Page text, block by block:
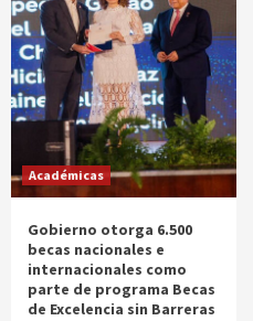
Académicas
Gobierno otorga 6.500
becas nacionales e
internacionales como
parte de programa Becas
de Excelencia sin Barreras